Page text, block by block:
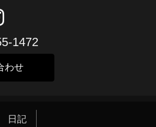
1472
わせ
日記